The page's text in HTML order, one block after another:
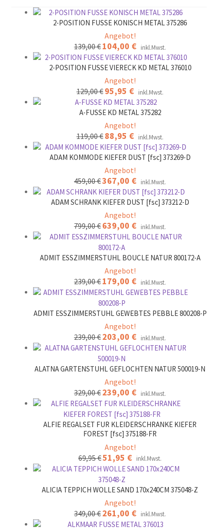
2-POSITION FUSSE KONISCH METAL 375286
Angebot!
139,00€ Ursprünglicher
Preis
war:
139,00 €
104,00 €Aktueller
Preis
ist:
inkl.Mwst.
2-POSITION FUSSE VIERECK KD METAL 376010
Angebot!
129,00€ Ursprünglicher
Preis
war:
129,00 €
95,95 €Aktueller
Preis
ist:
95,95 €.
inkl.Mwst.
A-FUSSE KD METAL 375282
Angebot!
119,00€ Ursprünglicher
Preis
war:
119,00 €
88,95 €Aktueller
Preis
ist:
88,95 €.
inkl.Mwst.
ADAM KOMMODE KIEFER DUST [fsc] 373269-D
Angebot!
459,00€Ursprünglicher
Preis
war:
459,00 €
367,00 €Aktueller
Preis
ist:
inkl.Mwst.
ADAM SCHRANK KIEFER DUST [fsc] 373212-D
Angebot!
799,00€ Ursprünglicher
Preis
war:
799,00 €
639,00 €Aktueller
Preis
639,00 €.
inkl.Mwst.
ADMIT ESSZIMMERSTUHL BOUCLE NATUR 800172-A
Angebot!
239,00€ Ursprünglicher
Preis
war:
239,00 €
179,00 €Aktueller
Preis
179,00 €.
inkl.Mwst.
ADMIT ESSZIMMERSTUHL GEWEBTES PEBBLE 800208-P
Angebot!
239,00€ Ursprünglicher
Preis
war:
239,00 €
203,00 €Aktueller
Preis
203,00 €.
inkl.Mwst.
ALATNA GARTENSTUHL GEFLOCHTEN NATUR 500019-N
Angebot!
329,00€ Ursprünglicher
Preis
war:
329,00 €
239,00 €Aktueller
Preis
ist:
239,00 €.
inkl.Mwst.
ALFIE REGALSET FUR KLEIDERSCHRANKE KIEFER
FOREST [fsc] 375188-FR
Angebot!
69,95€ Ursprünglicher
Preis
war:
69,95 €
51,95 €Aktueller
Preis
51,95 €.
inkl.Mwst.
ALICIA TEPPICH WOLLE SAND 170x240CM 375048-Z
Angebot!
349,00€ Ursprünglicher
Preis
261,00 €Aktueller
Preis
inkl.Mwst.